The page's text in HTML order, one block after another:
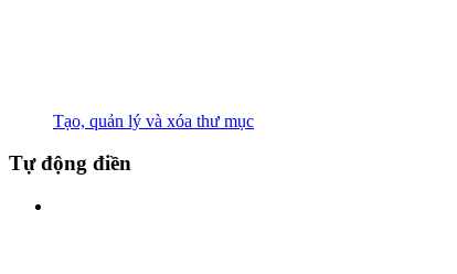
Tạo, quản lý và xóa thư mục
Tự động điền